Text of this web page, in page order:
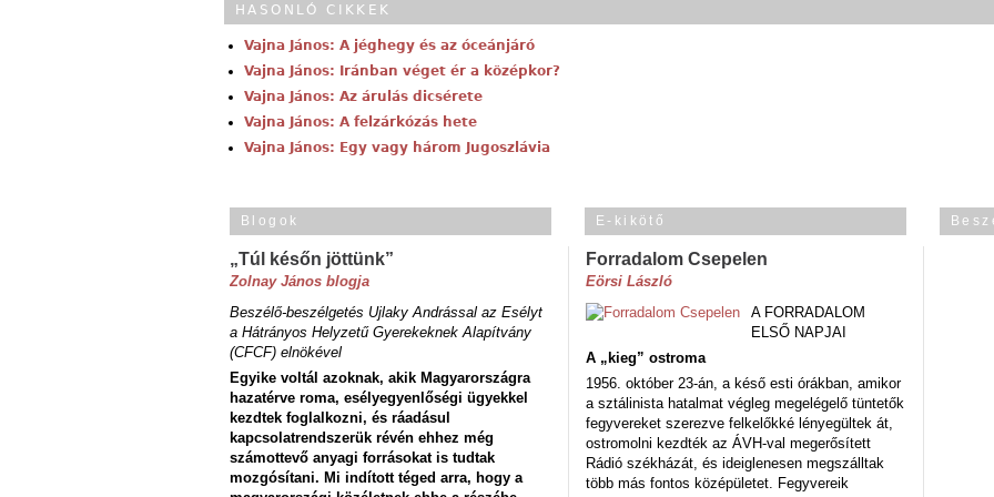
HASONLÓ CIKKEK
Vajna János: A jéghegy és az óceánjáró
Vajna János: Iránban véget ér a középkor?
Vajna János: Az árulás dicsérete
Vajna János: A felzárkózás hete
Vajna János: Egy vagy három Jugoszlávia
Blogok
„Túl későn jöttünk”
Zolnay János blogja
Beszélő-beszélgetés Ujlaky Andrással az Esélyt
a Hátrányos Helyzetű Gyerekeknek Alapítvány
(CFCF) elnökével
Egyike voltál azoknak, akik Magyarországra
hazatérve roma, esélyegyenlőségi ügyekkel
kezdtek foglalkozni, és ráadásul
kapcsolatrendszerük révén ehhez még
számottevő anyagi forrásokat is tudtak
mozgósítani. Mi indított téged arra, hogy a
E-kikötő
Forradalom Csepelen
Eörsi László
A FORRADALOM
ELSŐ NAPJAI
A „kieg” ostroma
1956. október 23-án, a késő esti órákban, amikor
a sztálinista hatalmat végleg megelégelő tüntetők
fegyvereket szerezve felkelőkké lényegültek át,
ostromolni kezdték az ÁVH-val megerősített
Rádió székházát, és ideiglenesen megszálltak
több más fontos középületet. Fegyvereik